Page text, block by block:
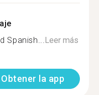
Spanish...Leer más
Obtener la app